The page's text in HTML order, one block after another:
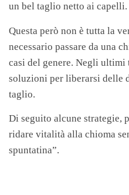
un bel taglio netto ai capelli.
Questa però non è tutta la
necessario passare da una
casi del genere. Negli ultimi
soluzioni per liberarsi delle
taglio.
Di seguito alcune strategie,
ridare vitalità alla chioma
spuntatina”.